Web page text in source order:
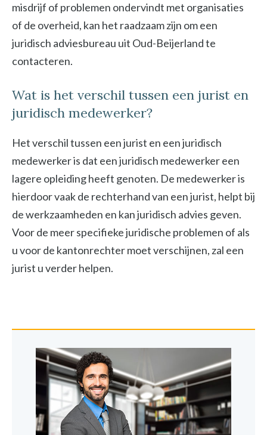
misdrijf of problemen ondervindt met organisaties
of de overheid, kan het raadzaam zijn om een
juridisch adviesbureau uit Oud-Beijerland te
contacteren.
Wat is het verschil tussen een jurist en
juridisch medewerker?
Het verschil tussen een jurist en een juridisch
medewerker is dat een juridisch medewerker een
lagere opleiding heeft genoten. De medewerker is
hierdoor vaak de rechterhand van een jurist, helpt bij
de werkzaamheden en kan juridisch advies geven.
Voor de meer specifieke juridische problemen of als
u voor de kantonrechter moet verschijnen, zal een
jurist u verder helpen.